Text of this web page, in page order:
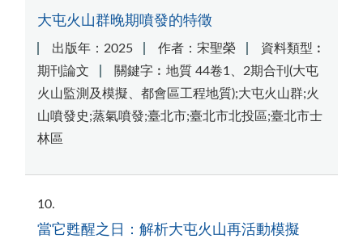
大屯火山群晚期噴發的特徵
出版年：2025 作者：宋聖榮
資料類型︰
期刊論文
關鍵字︰地質 44卷1、2期合刊(大屯
火山監測及模擬、都會區工程地質);大屯火山群;火
山噴發史;蒸氣噴發;臺北市;臺北市北投區;臺北市士
林區
10
當它甦醒之日：解析大屯火山再活動模擬